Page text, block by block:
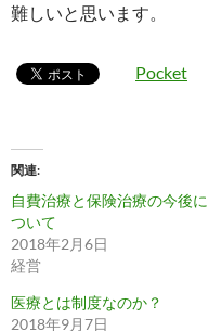
難しいと思います。
Pocket
関連
自費治療と保険治療の今後に
ついて
2018年2月6日
経営
医療とは制度なのか？
2018年9月7日